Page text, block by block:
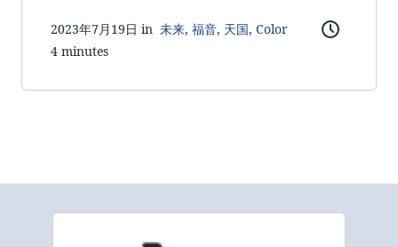
2023年7月19日 in 未来, 福音, 天国, Color
4 minutes